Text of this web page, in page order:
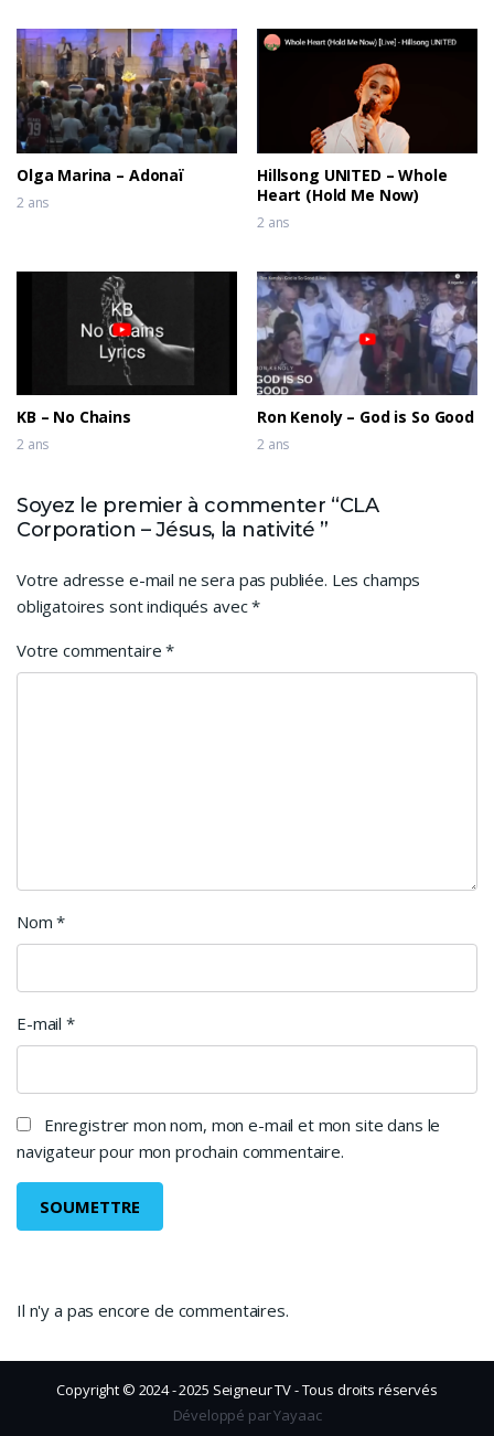
Olga Marina – Adonaï
2 ans
Hillsong UNITED – Whole
Heart (Hold Me Now)
2 ans
KB – No Chains
2 ans
Ron Kenoly – God is So Good
2 ans
Soyez le premier à commenter “CLA
Corporation – Jésus, la nativité ”
Votre adresse e-mail ne sera pas publiée. Les champs
obligatoires sont indiqués avec*
Votre commentaire*
Nom*
E-mail *
Enregistrer mon nom, mon e-mail et mon site dans le
navigateur pour mon prochain commentaire.
Il n'y a pas encore de commentaires.
Copyright © 2024 - 2025 Seigneur TV - Tous droits réservés
Développé par Yayaac